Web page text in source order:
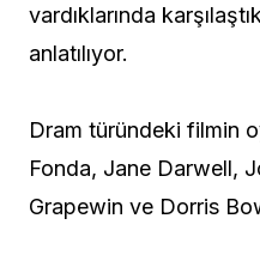
vardıklarında
anlatılıyor.
Dram türündeki filmin
Fonda, Jane Darwell,
Grapewin ve Dorris